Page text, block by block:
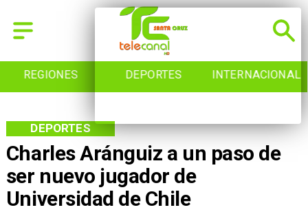
REGIONES DEPORTES INTERNACIONAL
Charles Aránguiz a un paso de
ser nuevo jugador de
Universidad de Chile
DEPORTES